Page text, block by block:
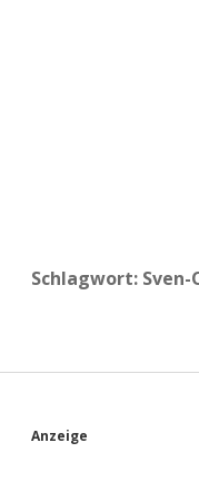
Schlagwort: Sven-
S
Anzeige